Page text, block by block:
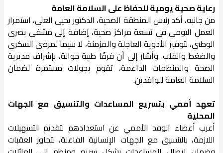
رعاية صحية يومية للحفاظ على السلامة العامة
من جانبه، أكد رئيس المنطقة الصحية، الدكتور يحيى العلي، استمرار
العمل اليومي في تسعة مراكز صحية، إضافة إلى مشفى بصرى
الوطني، لتوفير الأدوية العاجلة والمزمنة، لا سيما لمرضى السكري
والضغط والقلب. وأشار إلى أن فرقًا طبية جوالة، بإشراف مديرية
الصحة والمنظمات الداعمة، تقوم بجولات مستمرة لضمان
السلامة العامة للوافدين.
تعهد أممي بتسريع المساعدات والتنسيق مع الجهات
المحلية
أعرب أعضاء الوفد الأممي عن استعدادهم لتقديم التسهيلات
اللازمة، بالتنسيق مع الجهات الإنسانية الفاعلة، لتجاوز العقبات